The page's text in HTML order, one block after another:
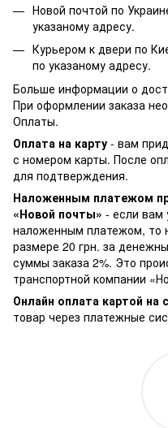
Новой почтой по
указаному адресу.
Курьером к двери по
по указаному адресу.
Больше информации о
При оформлении заказа
Оплаты.
Оплата на карту - вам
с номером карты. После
для подтверждения.
Наложенным платежом
«Новой почты» - если вам
наложенным платежом, то
размере 20 грн. за
суммы заказа 2%. Это
транспортной компании
Онлайн оплата картой на
товар через платежные